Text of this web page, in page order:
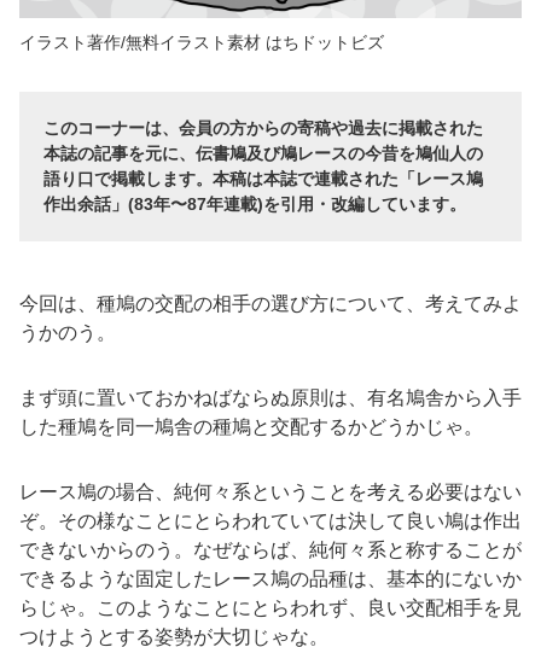
イラスト著作/無料イラスト素材 はちドットビズ
このコーナーは、会員の方からの寄稿や過去に掲載された
本誌の記事を元に、伝書鳩及び鳩レースの今昔を鳩仙人の
語り口で掲載します。本稿は本誌で連載された「レース鳩
作出余話」(83年〜87年連載)を引用・改編しています。
今回は、種鳩の交配の相手の選び方について、考えてみよ
うかのう。
まず頭に置いておかねばならぬ原則は、有名鳩舎から入手
した種鳩を同一鳩舎の種鳩と交配するかどうかじゃ。
レース鳩の場合、純何々系ということを考える必要はない
ぞ。その様なことにとらわれていては決して良い鳩は作出
できないからのう。なぜならば、純何々系と称することが
できるような固定したレース鳩の品種は、基本的にないか
らじゃ。このようなことにとらわれず、良い交配相手を見
つけようとする姿勢が大切じゃな。